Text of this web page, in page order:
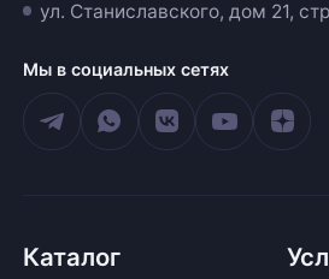
ул. Станиславского, дом 21,
Мы в социальных сетях
Каталог